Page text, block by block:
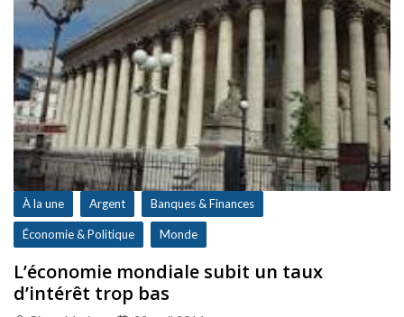
À la une Argent Banques & Finances
Économie & Politique Monde
L’économie mondiale subit un taux
d’intérêt trop bas